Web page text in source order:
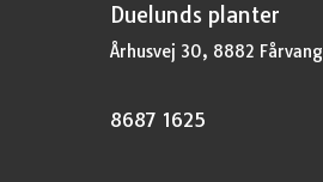
Duelunds planter
Århusvej 30, 8882 Fårvang
8687 1625